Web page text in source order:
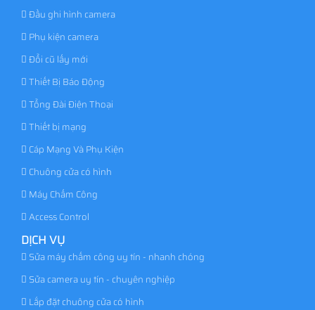
Đầu ghi hình camera
Phụ kiện camera
Đổi cũ lấy mới
Thiết Bị Báo Động
Tổng Đài Điện Thoại
Thiết bị mạng
Cáp Mạng Và Phụ Kiện
Chuông cửa có hình
Máy Chấm Công
Access Control
DỊCH VỤ
Sửa máy chấm công uy tín - nhanh chóng
Sửa camera uy tín - chuyên nghiệp
Lắp đặt chuông cửa có hình